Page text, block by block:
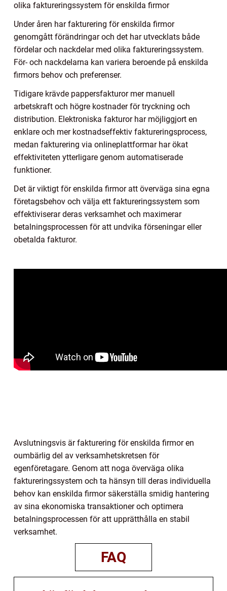
olika faktureringssystem för enskilda firmor
Under åren har fakturering för enskilda firmor
genomgått förändringar och det har utvecklats både
fördelar och nackdelar med olika faktureringssystem.
För- och nackdelarna kan variera beroende på enskilda
firmors behov och preferenser.
Tidigare krävde pappersfakturor mer manuell
arbetskraft och högre kostnader för tryckning och
distribution. Elektroniska fakturor har möjliggjort en
enklare och mer kostnadseffektiv faktureringsprocess,
medan fakturering via onlineplattformar har ökat
effektiviteten ytterligare genom automatiserade
funktioner.
Det är viktigt för enskilda firmor att överväga sina egna
företagsbehov och välja ett faktureringssystem som
effektiviserar deras verksamhet och maximerar
betalningsprocessen för att undvika förseningar eller
obetalda fakturor.
Avslutningsvis är fakturering för enskilda firmor en
oumbärlig del av verksamhetskretsen för
egenföretagare. Genom att noga överväga olika
faktureringssystem och ta hänsyn till deras individuella
behov kan enskilda firmor säkerställa smidig hantering
av sina ekonomiska transaktioner och optimera
betalningsprocessen för att upprätthålla en stabil
verksamhet.
FAQ